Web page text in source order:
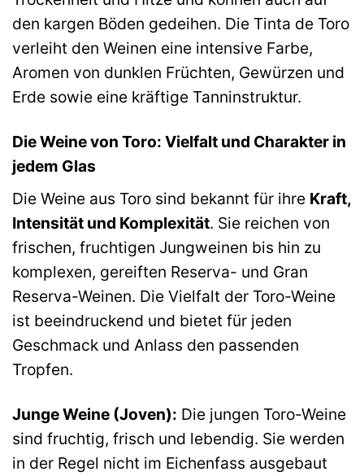
den kargen Böden gedeihen. Die Tinta de Toro
verleiht den Weinen eine intensive Farbe,
Aromen von dunklen Früchten, Gewürzen und
Erde sowie eine kräftige Tanninstruktur.
Die Weine von Toro: Vielfalt und Charakter in
jedem Glas
Die Weine aus Toro sind bekannt für ihre Kraft,
Intensität und Komplexität. Sie reichen von
frischen, fruchtigen Jungweinen bis hin zu
komplexen, gereiften Reserva- und Gran
Reserva-Weinen. Die Vielfalt der Toro-Weine
ist beeindruckend und bietet für jeden
Geschmack und Anlass den passenden
Tropfen.
Junge Weine (Joven): Die jungen Toro-Weine
sind fruchtig, frisch und lebendig. Sie werden
in der Regel nicht im Eichenfass ausgebaut